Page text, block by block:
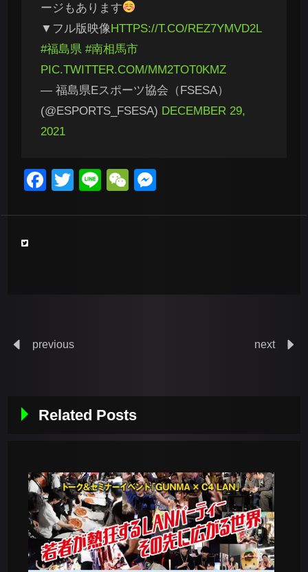
ージもあります
▼フル版映像HTTPS://T.CO/REZ7YMVD2L
#福島県 #南相馬市
PIC.TWITTER.COM/MM2TOT0KMZ
— 福島県Eスポーツ協会（FSESA）
(@ESPORTS_FSESA) DECEMBER 29,
2021
Facebook
Twitter
LineWeChat
previous next
Related Posts